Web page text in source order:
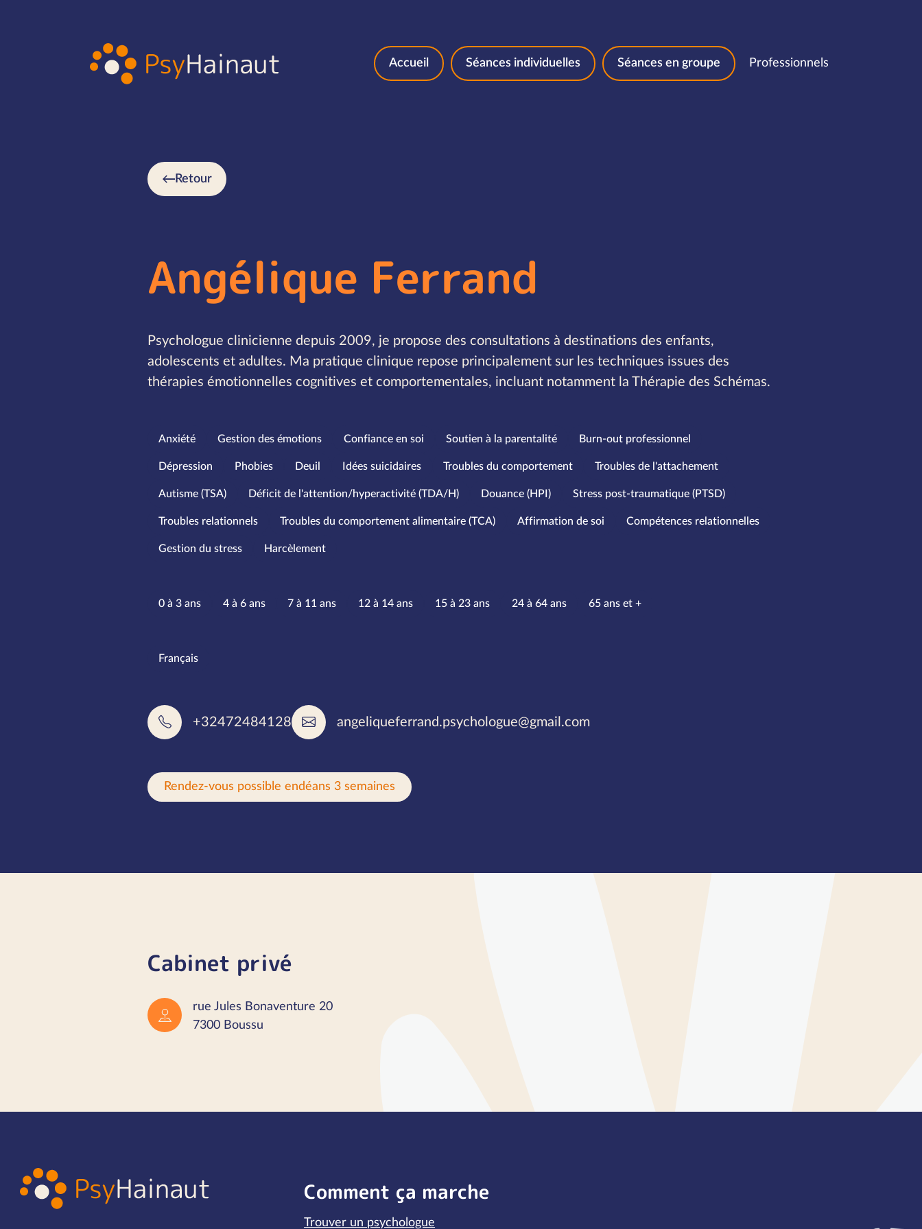
Accueil Séances individuelles Séances en groupe Professionnels
Retour
Angélique Ferrand
Psychologue clinicienne depuis 2009, je propose des consultations à destinations des enfants,
adolescents et adultes. Ma pratique clinique repose principalement sur les techniques issues des
thérapies émotionnelles cognitives et comportementales, incluant notamment la Thérapie des Schémas.
Spécialités
Anxiété Gestion des émotions Confiance en soi Soutien à la parentalité Burn-out professionnel
Dépression Phobies Deuil Idées suicidaires Troubles du comportement Troubles de l'attachement
Autisme (TSA) Déficit de l'attention/hyperactivité (TDA/H) Douance (HPI) Stress post-traumatique (PTSD)
Troubles relationnels Troubles du comportement alimentaire (TCA) Affirmation de soi Compétences relationnelles
Gestion du stress Harcèlement
Tranches d’âge
0 à 3 ans 4 à 6 ans 7 à 11 ans 12 à 14 ans 15 à 23 ans 24 à 64 ans 65 ans et +
Langues parlées
Français
+32472484128 angeliqueferrand.psychologue@gmail.com
Rendez-vous possible endéans 3 semaines
Cabinet privé
rue Jules Bonaventure 20
7300 Boussu
Comment ça marche
Trouver un psychologue